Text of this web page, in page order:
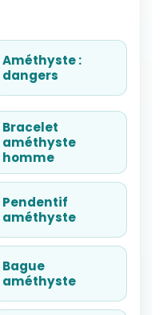
Améthyste :
dangers
Bracelet
améthyste
homme
Pendentif
améthyste
Bague
améthyste